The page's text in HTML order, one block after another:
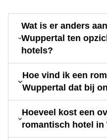
Wat is er anders
Wuppertal ten
hotels?
Hoe vind ik een
Wuppertal dat bij
Hoeveel kost een
romantisch hotel in